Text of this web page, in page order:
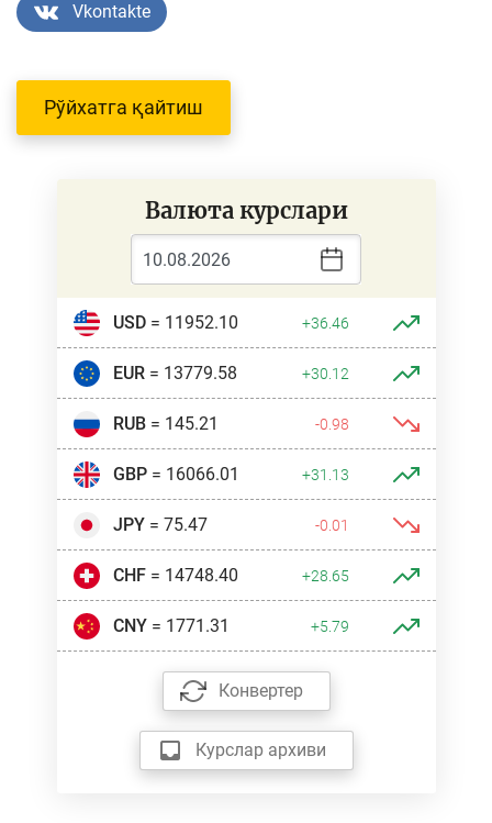
Vkontakte
Рўйхатга қайтиш
Валюта курслари
USD= 11952.10 +36.46
EUR= 13779.58 +30.12
RUB= 145.21 -0.98
GBP= 16066.01 +31.13
JPY= 75.47 -0.01
CHF= 14748.40 +28.65
CNY= 1771.31 +5.79
Конвертер
Курслар архиви